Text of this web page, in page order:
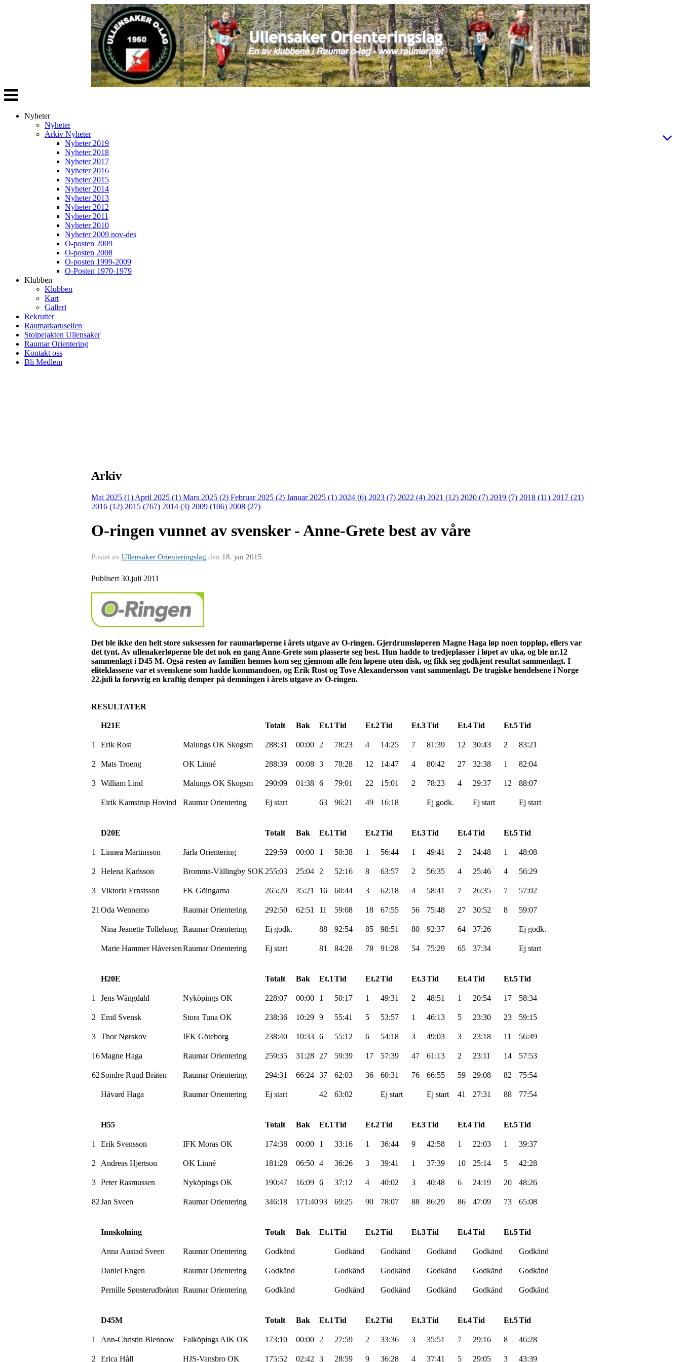
Veksle
navigasjon
Nyheter
Nyheter
Arkiv Nyheter
Nyheter 2019
Nyheter 2018
Nyheter 2017
Nyheter 2016
Nyheter 2015
Nyheter 2014
Nyheter 2013
Nyheter 2012
Nyheter 2011
Nyheter 2010
Nyheter 2009 nov-des
O-posten 2009
O-posten 2008
O-posten 1999-2009
O-Posten 1970-1979
Klubben
Klubben
Kart
Galleri
Rekrutter
Raumarkarusellen
Stolpejakten Ullensaker
Raumar Orientering
Kontakt oss
Bli Medlem
Arkiv
Mai 2025 (1) April 2025 (1) Mars 2025 (2) Februar 2025 (2) Januar 2025 (1) 2024 (6) 2023 (7) 2022 (4) 2021 (12) 2020 (7) 2019 (7) 2018 (11) 2017 (21)
2016 (12) 2015 (767) 2014 (3) 2009 (106) 2008 (27)
O-ringen vunnet av svensker - Anne-Grete best av våre
Postet av Ullensaker Orienteringslag den 18. jan 2015
Publisert 30.juli 2011
Det ble ikke den helt store suksessen for raumarløperne i årets utgave av O-ringen. Gjerdrumsløperen Magne Haga løp noen toppløp, ellers var
det tynt. Av ullenakerløperne ble det nok en gang Anne-Grete som plasserte seg best. Hun hadde to tredjeplasser i løpet av uka, og ble nr.12
sammenlagt i D45 M. Også resten av familien hennes kom seg gjennom alle fem løpene uten disk, og fikk seg godkjent resultat sammenlagt. I
eliteklassene var et svenskene som hadde kommandoen, og Erik Rost og Tove Alexandersson vant sammenlagt. De tragiske hendelsene i Norge
22.juli la forøvrig en kraftig demper på demningen i årets utgave av O-ringen.
RESULTATER
H21E Totalt Bak Et.1 Tid Et.2Tid Et.3Tid Et.4Tid Et.5Tid
1 Erik Rost Malungs OK Skogsm 288:31 00:00 2 78:23 4 14:25 7 81:39 12 30:43 2 83:21
2 Mats Troeng OK Linné 288:39 00:08 3 78:28 12 14:47 4 80:42 27 32:38 1 82:04
3 William Lind Malungs OK Skogsm 290:09 01:38 6 79:01 22 15:01 2 78:23 4 29:37 12 88:07
Eirik Kamstrup Hovind RaumarOrientering Ej start 63 96:21 49 16:18 Ej godk. Ej start Ej start
D20E Totalt Bak Et.1 Tid Et.2Tid Et.3Tid Et.4Tid Et.5Tid
1 Linnea Martinsson Järla Orientering 229:59 00:00 1 50:38 1 56:44 1 49:41 2 24:48 1 48:08
2 Helena Karlsson Bromma-Vällingby SOK 255:03 25:04 2 52:16 8 63:57 2 56:35 4 25:46 4 56:29
3 Viktoria Ernstsson FK Göingarna 265:20 35:21 16 60:44 3 62:18 4 58:41 7 26:35 7 57:02
21 Oda Wennemo RaumarOrientering 292:50 62:51 11 59:08 18 67:55 56 75:48 27 30:52 8 59:07
Nina Jeanette Tollehaug RaumarOrientering Ej godk. 88 92:54 85 98:51 80 92:37 64 37:26 Ej godk.
Marie HammerHåversenRaumarOrientering Ej start 81 84:28 78 91:28 54 75:29 65 37:34 Ej start
H20E Totalt Bak Et.1 Tid Et.2Tid Et.3Tid Et.4Tid Et.5Tid
1 Jens Wängdahl Nyköpings OK 228:07 00:00 1 50:17 1 49:31 2 48:51 1 20:54 17 58:34
2 Emil Svensk Stora Tuna OK 238:36 10:29 9 55:41 5 53:57 1 46:13 5 23:30 23 59:15
3 ThorNørskov IFK Göteborg 238:40 10:33 6 55:12 6 54:18 3 49:03 3 23:18 11 56:49
16Magne Haga RaumarOrientering 259:35 31:28 27 59:39 17 57:39 47 61:13 2 23:11 14 57:53
62 Sondre Ruud Bråten RaumarOrientering 294:31 66:24 37 62:03 36 60:31 76 66:55 59 29:08 82 75:54
Håvard Haga RaumarOrientering Ej start 42 63:02 Ej start Ej start 41 27:31 88 77:54
H55 Totalt Bak Et.1 Tid Et.2Tid Et.3Tid Et.4Tid Et.5Tid
1 Erik Svensson IFK Moras OK 174:38 00:00 1 33:16 1 36:44 9 42:58 1 22:03 1 39:37
2 Andreas Hjertson OK Linné 181:28 06:50 4 36:26 3 39:41 1 37:39 10 25:14 5 42:28
3 Peter Rasmussen Nyköpings OK 190:47 16:09 6 37:12 4 40:02 3 40:48 6 24:19 20 48:26
82Jan Sveen RaumarOrientering 346:18 171:4093 69:25 90 78:07 88 86:29 86 47:09 73 65:08
Innskolning Totalt Bak Et.1 Tid Et.2Tid Et.3Tid Et.4Tid Et.5Tid
Anna Austad Sveen RaumarOrientering Godkänd Godkänd Godkänd Godkänd Godkänd Godkänd
Daniel Engen RaumarOrientering Godkänd Godkänd Godkänd Godkänd Godkänd Godkänd
Pernille Sønsterudbråten RaumarOrientering Godkänd Godkänd Godkänd Godkänd Godkänd Godkänd
D45M Totalt Bak Et.1 Tid Et.2Tid Et.3Tid Et.4Tid Et.5Tid
1 Ann-Christin Blennow Falköpings AIK OK 173:10 00:00 2 27:59 2 33:36 3 35:51 7 29:16 8 46:28
2 Erica Håll HJS-Vansbro OK 175:52 02:42 3 28:59 9 36:28 4 37:41 5 29:05 3 43:39